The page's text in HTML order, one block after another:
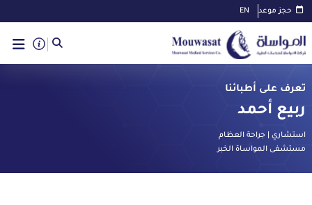
حجز موعد EN
تعرف على أطبائنا
ربيع أحمد
استشاري | جراحة العظام
مستشفى المواساة الخبر